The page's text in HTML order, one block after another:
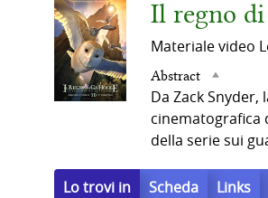
Dettaglio
del
documento
Il regno
Materiale video
Abstract
Da Zack
della serie sui
Lo trovi in Scheda Links